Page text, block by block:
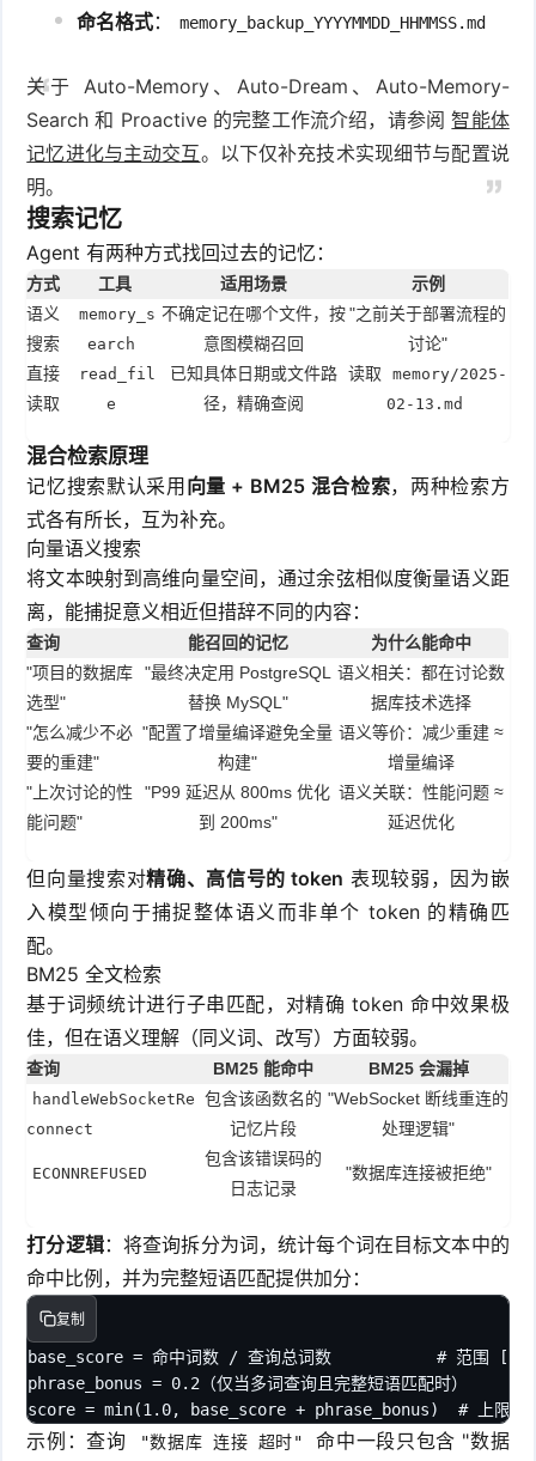
命名格式： memory_backup_YYYYMMDD_HHMMSS.md
关于 Auto-Memory、Auto-Dream、Auto-Memory-
Search 和 Proactive 的完整工作流介绍，请参阅智能体
记忆进化与主动交互。以下仅补充技术实现细节与配置说
明。
搜索记忆
Agent 有两种方式找回过去的记忆：
方式 工具 适用场景
示例
语义
搜索
memory_s
earch
不确定记在哪个文件，按
意图模糊召回
"之前关于部署流程的
讨论"
直接
读取
read_fil
e
已知具体日期或文件路
径，精确查阅
读取
memory/2025-
02-13.md
混合检索原理
记忆搜索默认采用 向量 + BM25 混合检索，两种检索方
式各有所长，互为补充。
向量语义搜索
将文本映射到高维向量空间，通过余弦相似度衡量语义距
离，能捕捉意义相近但措辞不同的内容：
查询 能召回的记忆
为什么能命中
"项目的数据库
选型"
"最终决定用 PostgreSQL
替换 MySQL"
语义相关：都在讨论数
据库技术选择
"怎么减少不必
要的重建"
"配置了增量编译避免全量
构建"
语义等价：减少重建 ≈
增量编译
"上次讨论的性
能问题"
"P99 延迟从 800ms 优化
到 200ms"
语义关联：性能问题 ≈
延迟优化
但向量搜索对精确、高信号的 token 表现较弱，因为嵌
入模型倾向于捕捉整体语义而非单个 token 的精确匹
配。
BM25 全文检索
基于词频统计进行子串匹配，对精确 token 命中效果极
佳，但在语义理解（同义词、改写）方面较弱。
查询 BM25 能命中 BM25 会漏掉
handleWebSocketRe
connect
包含该函数名的
记忆片段
"WebSocket 断线重连的
处理逻辑"
ECONNREFUSED
包含该错误码的
日志记录
"数据库连接被拒绝"
打分逻辑：将查询拆分为词，统计每个词在目标文本中的
命中比例，并为完整短语匹配提供加分：
复制
base_score = 命中词数 / 查询总词数           # 范围 [0,
phrase_bonus = 0.2（仅当多词查询且完整短语匹配时）
score = min(1.0, base_score + phrase_bonus)  # 上限
示例：查询 "数据库 连接 超时" 命中一段只包含 "数据